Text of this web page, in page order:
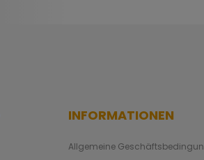
INFORMATIONEN
Allgemeine